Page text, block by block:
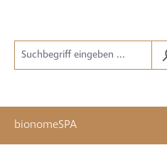
bionomeSPA